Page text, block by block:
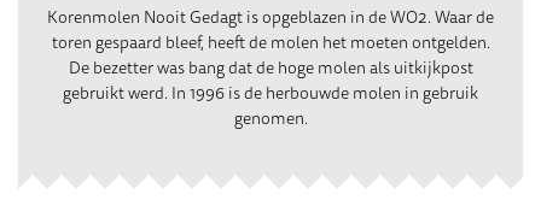
Korenmolen Nooit Gedagt is opgeblazen in de WO2. Waar de
toren gespaard bleef, heeft de molen het moeten ontgelden.
De bezetter was bang dat de hoge molen als uitkijkpost
gebruikt werd. In 1996 is de herbouwde molen in gebruik
genomen.